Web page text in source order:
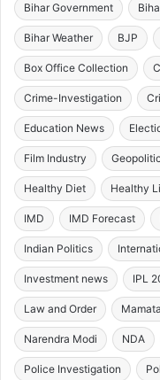
Bihar Government
Bihar Weather BJP
Box Office Collection
Crime-Investigation
Education News
Film Industry
Healthy Diet Healthy
IMD IMD Forecast
Indian Politics
Investment news IPL
Law and Order
Narendra Modi NDA
Police Investigation